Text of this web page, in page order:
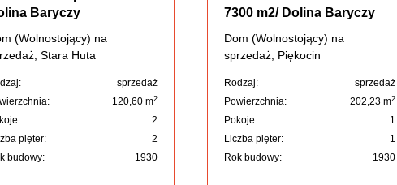
Baryczy
(Wolnostojący) na
Stara Huta
sprzedaż
120,60 m2
2
pięter:
2
budowy:
1930
7300 m2/ Dolina Baryczy
Dom (Wolnostojący) na
sprzedaż, Piękocin
Rodzaj:
sprzedaż
Powierzchnia:
202,23 m2
Pokoje:
1
Liczba pięter:
1
Rok budowy:
1930